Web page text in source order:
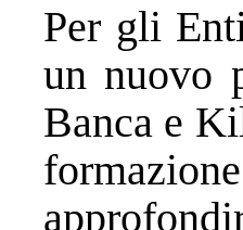
Per gli
un nuovo
Banca e